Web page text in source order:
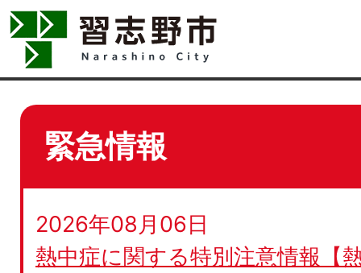
緊急情報
2026年08月06日
熱中症に関する特別注意情報【